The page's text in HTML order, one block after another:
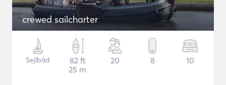
crewed sailcharter
Sejlbåd
82 ft
25 m
20 8 10